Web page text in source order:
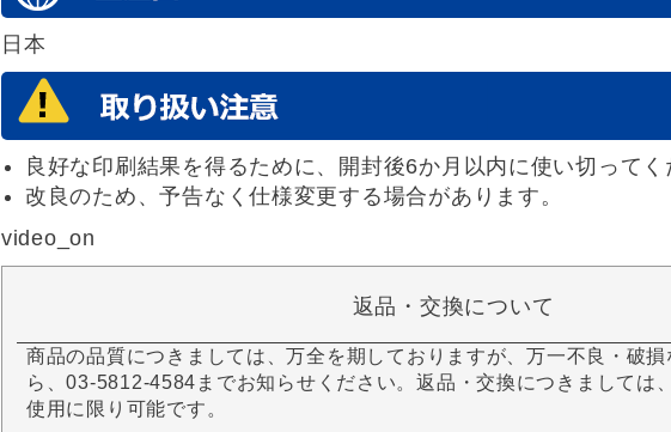
日本
良好な印刷結果を得るために、開封後6か月以内に使い切ってく
改良のため、予告なく仕様変更する場合があります。
video_on
返品・交換について
商品の品質につきましては、万全を期しておりますが、万一不良・破
ら、03-5812-4584までお知らせください。返品・交換につきましては
使用に限り可能です。